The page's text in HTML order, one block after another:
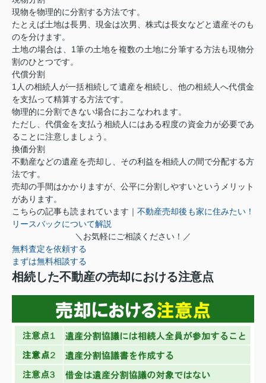
現物を物理的に分割する方法です。
たとえば土地は長男、現金は次男、株式は長女などと遺産そのも
のを分けます。
土地の場合は、1筆の土地を複数の土地に分筆する方法も現物分
割のひとつです。
代償分割
1人の相続人が一括相続して遺産を相続し、他の相続人へ代償金
を支払って精算する方法です。
物理的に分割できない場合におこなわれます。
ただし、代償金を支払う相続人にはある程度の資金力が必要であ
ることに注意しましょう。
換価分割
不動産などの遺産を売却し、その利益を相続人の間で分配する方
法です。
売却の手間はかかりますが、公平に分割しやすいというメリット
があります。
こちらの記事も読まれています｜不動産売却後も家に住みたい！
リースバックについて解説
＼お気軽にご相談ください！／
無料査定を依頼する
まずは無料相談する
相続した不動産の売却における注意点